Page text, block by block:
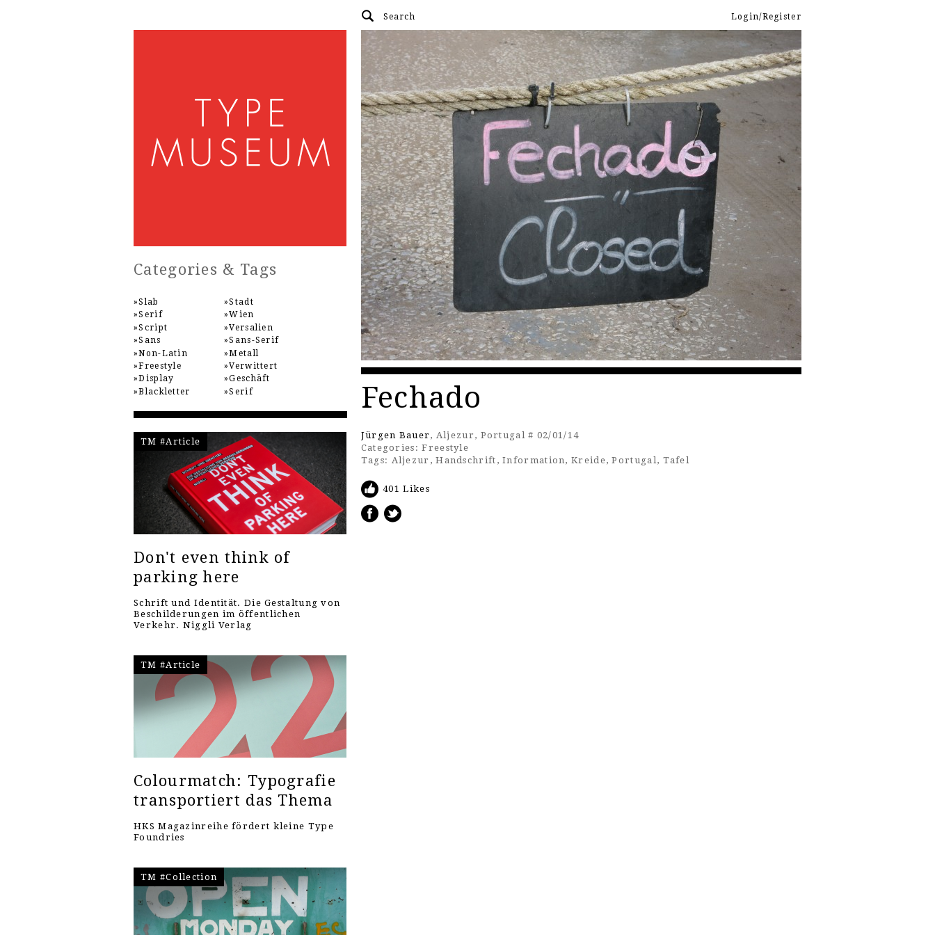
Login/Register
Fechado
Jürgen Bauer, Aljezur, Portugal # 02/01/14
Categories: Freestyle
Tags: Aljezur ,Handschrift ,Information,Kreide,Portugal, Tafel
401 Likes
Categories & Tags
Slab
Serif
Script
Sans
Non-Latin
Freestyle
Display
Blackletter
Stadt
Wien
Versalien
Sans-Serif
Metall
Verwittert
Geschäft
Serif
TM #Article
Don't even think of
parking here
Schrift und Identität. Die Gestaltung von
Beschilderungen im öffentlichen
Verkehr. Niggli Verlag
TM #Article
Colourmatch: Typografie
transportiert das Thema
HKS Magazinreihe fördert kleine Type
Foundries
TM #Collection